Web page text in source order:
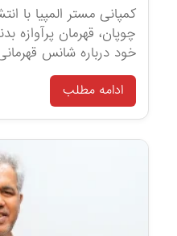
کمپانی مستر المپیا با
چوپان، قهرمان پرآوازه
خود درباره شانس
ادامه مطلب